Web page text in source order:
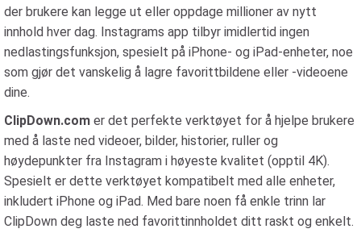
der brukere kan legge ut eller oppdage millioner av nytt
innhold hver dag. Instagrams app tilbyr imidlertid ingen
nedlastingsfunksjon, spesielt på iPhone- og iPad-enheter, noe
som gjør det vanskelig å lagre favorittbildene eller -videoene
dine.
ClipDown.com er det perfekte verktøyet for å hjelpe brukere
med å laste ned videoer, bilder, historier, ruller og
høydepunkter fra Instagram i høyeste kvalitet (opptil 4K).
Spesielt er dette verktøyet kompatibelt med alle enheter,
inkludert iPhone og iPad. Med bare noen få enkle trinn lar
ClipDown deg laste ned favorittinnholdet ditt raskt og enkelt.